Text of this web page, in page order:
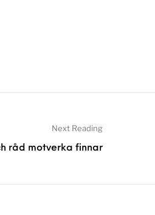
Next Reading
råd motverka finnar